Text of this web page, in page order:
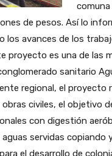
comuna
de pesos. Así lo
los avances de los
proyecto es una de las
sanitario
regional, el proyecto
civiles, el objetivo
con digestión
servidas copiando
el desarrollo de